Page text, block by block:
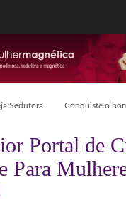
Sedutora Conquiste o
Portal de
Para